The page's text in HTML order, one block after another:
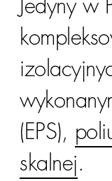
Jedyny w
(EPS),
skalnej.